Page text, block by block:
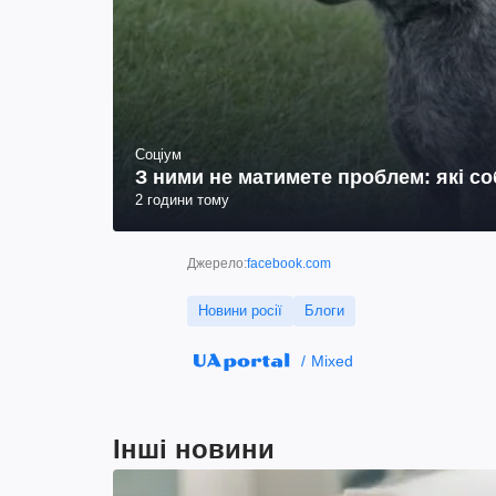
Соціум
З ними не матимете проблем: які
2 години тому
Джерело:facebook.com
Новини росії Блоги
Mixed
Інші новини